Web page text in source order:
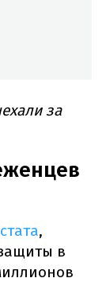
за
,
в